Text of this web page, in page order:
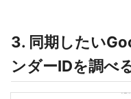
3. 同期したい
ンダーIDを調べ